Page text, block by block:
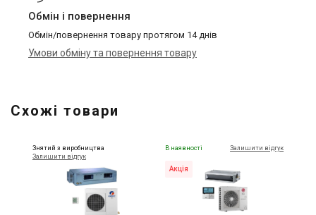
Обмін і повернення
Обмін/повернення товару протягом 14 днів
Умови обміну та повернення товару
Схожі товари
Знятий з виробництва
Залишити відгук
В наявності Залишити відгук
Акція